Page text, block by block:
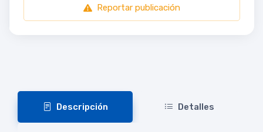
Reportar publicación
Descripción Detalles